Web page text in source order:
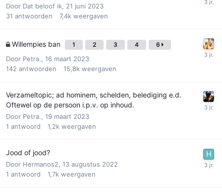
Door Dat beloof ik, 21 juni 2023
31 antwoorden 7,4k weergaven
Willempies ban 1 2 3 4 6
Door Petra., 16 maart 2023
142 antwoorden 15,8k weergaven
Verzameltopic; ad hominem, schelden, belediging e.d.
Oftewel op de persoon i.p.v. op inhoud.
Door Petra., 19 maart 2023
1 antwoord 1,2k weergaven
Jood of jood?
Door Hermanos2, 13 augustus 2022
1 antwoord 1,7k weergaven